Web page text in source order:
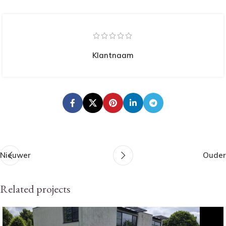
Klantnaam
Nieuwer Ouder
Related projects